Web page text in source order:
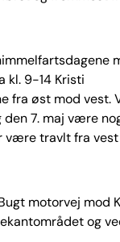
kl. 9-14 Kristi
fra øst mod vest.
den 7. maj være
være travlt fra
motorvej mod
og